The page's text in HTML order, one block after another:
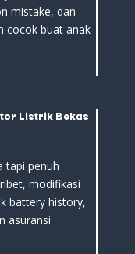
mistake, dan
cocok buat anak
Listrik Bekas
tapi penuh
modifikasi
battery history,
asuransi